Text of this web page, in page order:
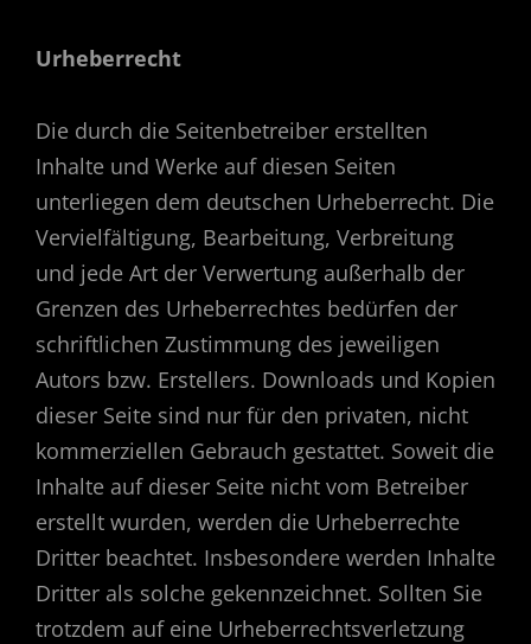
Urheberrecht
Die durch die Seitenbetreiber erstellten
Inhalte und Werke auf diesen Seiten
unterliegen dem deutschen Urheberrecht. Die
Vervielfältigung, Bearbeitung, Verbreitung
und jede Art der Verwertung außerhalb der
Grenzen des Urheberrechtes bedürfen der
schriftlichen Zustimmung des jeweiligen
Autors bzw. Erstellers. Downloads und Kopien
dieser Seite sind nur für den privaten, nicht
kommerziellen Gebrauch gestattet. Soweit die
Inhalte auf dieser Seite nicht vom Betreiber
erstellt wurden, werden die Urheberrechte
Dritter beachtet. Insbesondere werden Inhalte
Dritter als solche gekennzeichnet. Sollten Sie
trotzdem auf eine Urheberrechtsverletzung